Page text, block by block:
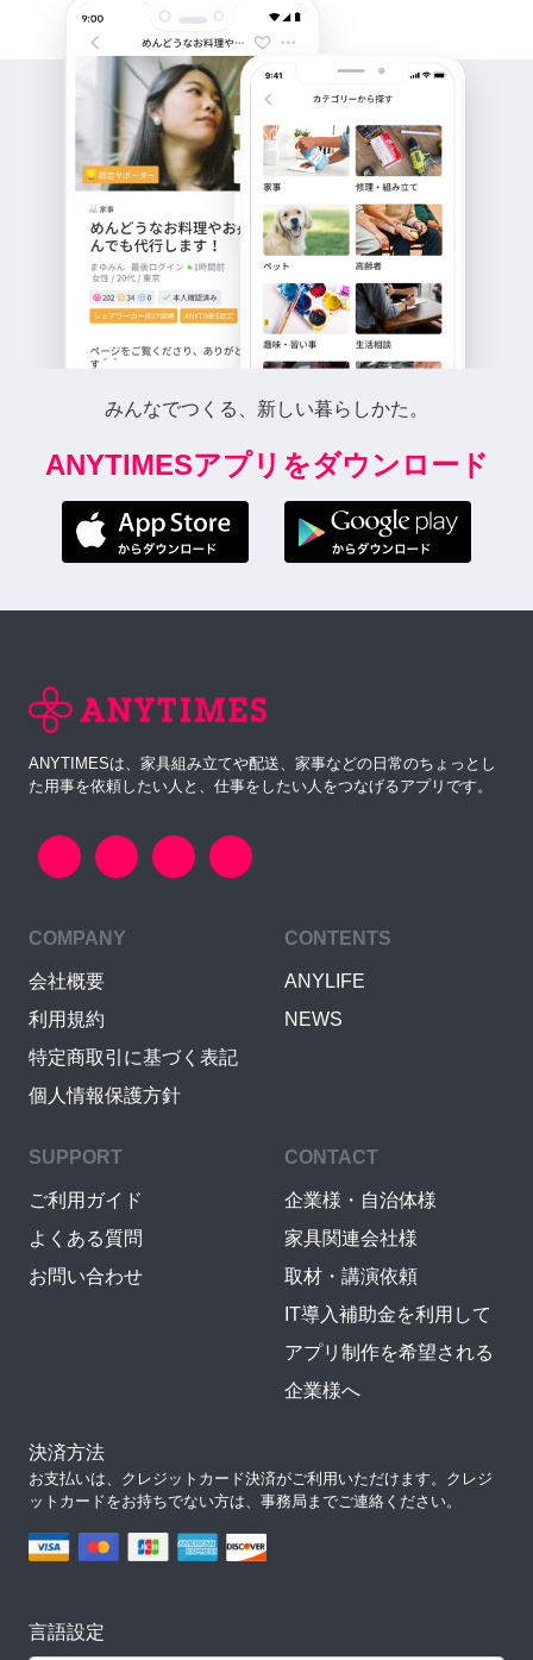
みんなでつくる、新しい暮らしかた。
ANYTIMESアプリをダウンロード
ANYTIMESは、家具組み立てや配送、家事などの日常のちょっとし
た用事を依頼したい人と、仕事をしたい人をつなげるアプリです。
COMPANY
会社概要
利用規約
特定商取引に基づく表記
個人情報保護方針
CONTENTS
ANYLIFE
NEWS
SUPPORT
ご利用ガイド
よくある質問
お問い合わせ
CONTACT
企業様・自治体様
家具関連会社様
取材・講演依頼
IT導入補助金を利用して
アプリ制作を希望される
企業様へ
決済方法
お支払いは、クレジットカード決済がご利用いただけます。クレジ
ットカードをお持ちでない方は、事務局までご連絡ください。
言語設定